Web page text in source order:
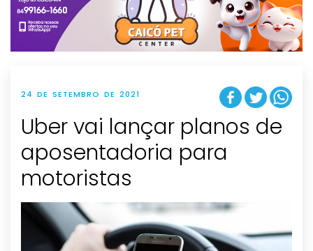
t
i
o
n
24 DE SETEMBRO DE 2021
Uber vai lançar planos de
aposentadoria para
motoristas